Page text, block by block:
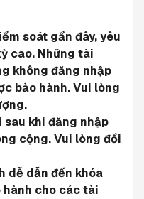
soát gần đây, yêu
cao. Những tài
không đăng nhập
bảo hành. Vui lòng
sau khi đăng nhập
cộng. Vui lòng đổi
dễ dẫn đến khóa
hành cho các tài